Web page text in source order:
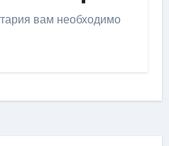
вам необходимо